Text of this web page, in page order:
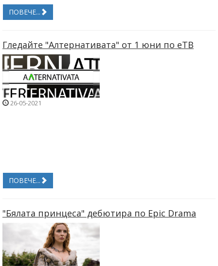
ПОВЕЧЕ...
Гледайте "Алтернативата" от 1 юни по еТВ
26-05-2021
ПОВЕЧЕ...
"Бялата принцеса" дебютира по Epic Drama